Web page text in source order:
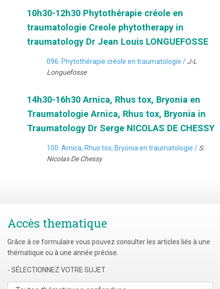
10h30-12h30 Phytothérapie créole en
traumatologie Creole phytotherapy in
traumatology Dr Jean Louis LONGUEFOSSE
096. Phytothérapie créole en traumatologie / J-L
Longuefosse
14h30-16h30 Arnica, Rhus tox, Bryonia en
Traumatologie Arnica, Rhus tox, Bryonia in
Traumatology Dr Serge NICOLAS DE CHESSY
100. Arnica, Rhus tox, Bryonia en traumatologie / S.
Nicolas De Chessy
Accès thematique
Grâce à ce formulaire vous pouvez consulter les articles liés à une
thématique ou à une année précise.
- SÉLECTIONNEZ VOTRE SUJET